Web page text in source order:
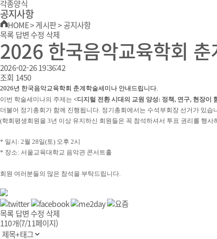
각종양식
공지사항
HOME>게시판>공지사항
목록 답변 수정 삭제
2026 한국음악교육학회
2026-02-26 19:36:42
조회 1450
2026년 한국음악교육학회 춘계학술세미나 안내드립니다.
이번 학술세미나의 주제는 <디지털 전환 시대의 교원 양성: 정책, 연구, 현장이
더불어 정기총회가 함께 진행됩니다. 정기총회에서는 수석부회장 선거가 있습
(학회평생회원을 3년 이상 유지하신 회원들은 꼭 참석하셔서 투표 권리를 행사
* 일시: 2월 28일(토) 오후 2시
* 장소: 서울교육대학교 음악관 콘서트홀
회원 여러분들의 많은 참석을 부탁드립니다.
목록 답변 수정 삭제
110개(7/11페이지)